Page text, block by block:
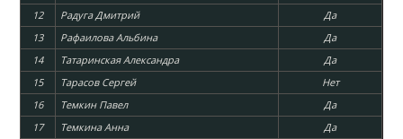
12
Радуга Дмитрий
Да
13
Рафаилова Альбина
Да
14
Татаринская Александра
Да
15
Тарасов Сергей
Нет
16
Темкин Павел
Да
17
Темкина Анна
Да